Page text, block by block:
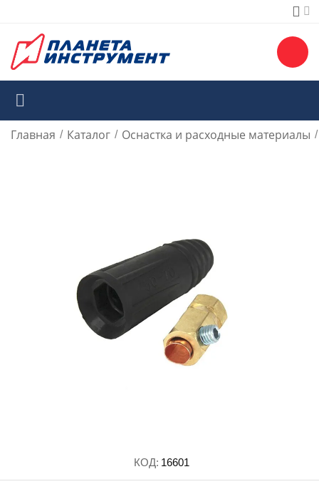
Главная / Каталог / Оснастка и расходные материалы /
КОД: 16601